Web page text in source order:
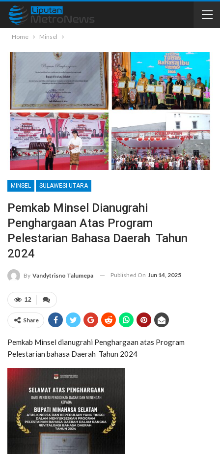
Home Minsel
MINSEL SULAWESI UTARA
Pemkab Minsel Dianugrahi
Penghargaan Atas Program
Pelestarian Bahasa Daerah Tahun
2024
By Vandytrisno Talumepa Published On Jun 14, 2025
12
Share
Pemkab Minsel dianugrahi Penghargaan atas Program
Pelestarian bahasa Daerah Tahun 2024